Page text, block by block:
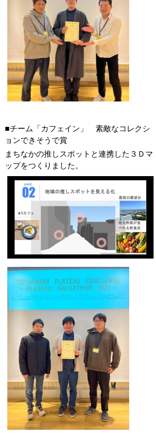
■チーム「カフェイン」 素敵なコレクシ
ョンできそうで賞
まちなかの推しスポットと連携した３Ｄマ
ップをつくりました。